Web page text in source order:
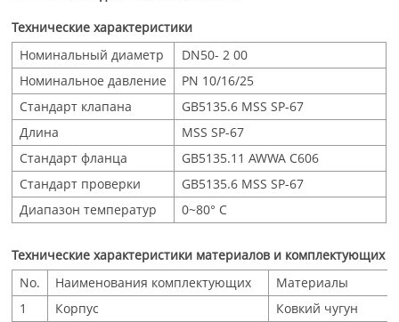
Технические характеристики
Номинальный диаметр
DN50- 2 00
Номинальное давление
PN 10/16/25
Стандарт клапана
GB5135.6 MSS SP-67
Длина
MSS SP-67
Стандарт фланца
GB5135.11 AWWA C606
Стандарт проверки
GB5135.6 MSS SP-67
Диапазон температур
0~80° C
Технические характеристики материалов и комплектующих
No.
Наименования комплектующих
Материалы
1
Корпус Ковкий чугун